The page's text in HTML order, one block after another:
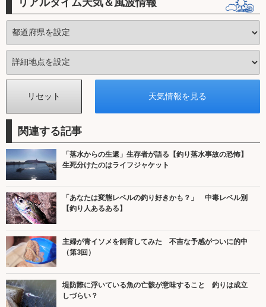
関連する記事
「落水からの生還」生存者が語る【釣り落水事故の恐怖】
生死分けたのはライフジャケット
「あなたは変態レベルの釣り好きかも？」 中毒レベル別
【釣り人あるある】
主婦が青イソメを飼育してみた 不吉な予感がついに的中
（第3回）
堤防際に浮いている魚の亡骸が意味すること 釣りは成立
しづらい？